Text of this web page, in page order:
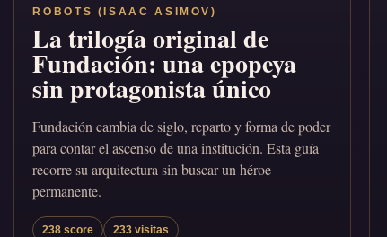
ROBOTS (ISAAC ASIMOV)
La trilogía original de
Fundación: una epopeya
sin protagonista único
Fundación cambia de siglo, reparto y forma de poder
para contar el ascenso de una institución. Esta guía
recorre su arquitectura sin buscar un héroe
permanente.
238 score 233 visitas